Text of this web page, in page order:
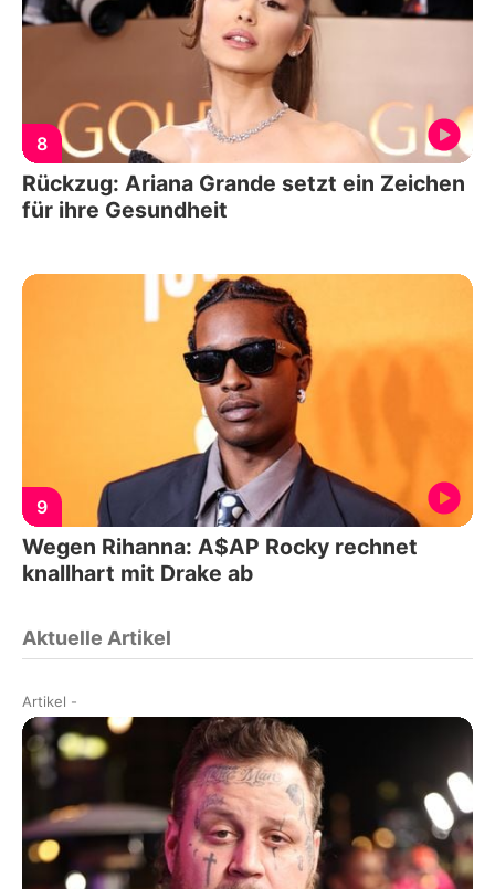
8
Rückzug: Ariana Grande setzt ein Zeichen
für ihre Gesundheit
9
Wegen Rihanna: A$AP Rocky rechnet
knallhart mit Drake ab
Aktuelle Artikel
Artikel -